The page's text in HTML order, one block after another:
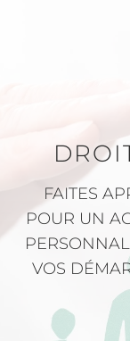
FAITES
POUR UN
VOS